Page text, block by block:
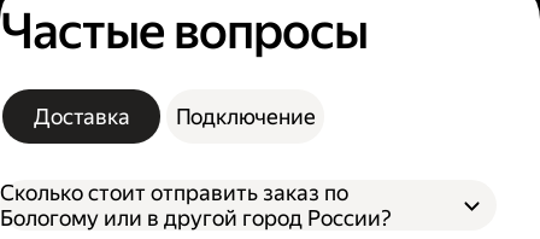
Частые вопросы
Доставка Подключение
Сколько стоит отправить заказ по
Бологому или в другой город России?